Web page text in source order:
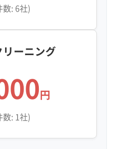
数: 6社)
ーニング
円
数: 1社)